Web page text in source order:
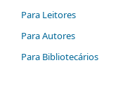
Para Leitores
Para Autores
Para Bibliotecários